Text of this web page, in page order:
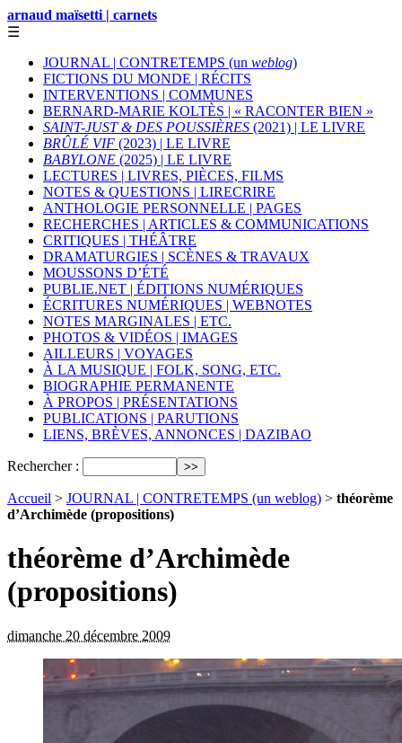
arnaud maïsetti | carnets
☰
JOURNAL | CONTRETEMPS (un weblog)
FICTIONS DU MONDE | RÉCITS
INTERVENTIONS | COMMUNES
BERNARD-MARIE KOLTÈS | « RACONTER BIEN »
SAINT-JUST & DES POUSSIÈRES (2021) | LE LIVRE
BRÛLÉ VIF (2023) | LE LIVRE
BABYLONE (2025) | LE LIVRE
LECTURES | LIVRES, PIÈCES, FILMS
NOTES & QUESTIONS | LIRECRIRE
ANTHOLOGIE PERSONNELLE | PAGES
RECHERCHES | ARTICLES & COMMUNICATIONS
CRITIQUES | THÉÂTRE
DRAMATURGIES | SCÈNES & TRAVAUX
MOUSSONS D’ÉTÉ
PUBLIE.NET | ÉDITIONS NUMÉRIQUES
ÉCRITURES NUMÉRIQUES | WEBNOTES
NOTES MARGINALES | ETC.
PHOTOS & VIDÉOS | IMAGES
AILLEURS | VOYAGES
À LA MUSIQUE | FOLK, SONG, ETC.
BIOGRAPHIE PERMANENTE
À PROPOS | PRÉSENTATIONS
PUBLICATIONS | PARUTIONS
LIENS, BRÈVES, ANNONCES | DAZIBAO
Rechercher :
Accueil > JOURNAL | CONTRETEMPS (un weblog) > théorème
d’Archimède (propositions)
théorème d’Archimède
(propositions)
dimanche 20 décembre 2009